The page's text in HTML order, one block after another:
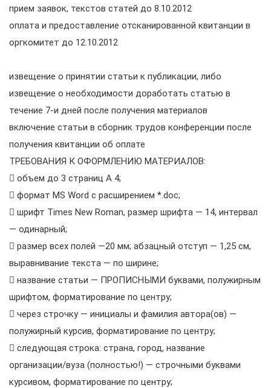
прием заявок, текстов статей до 8.10.2012
оплата и предоставление отсканированной квитанции в
оргкомитет до 12.10.2012
извещение о принятии статьи к публикации, либо
извещение о необходимости доработать статью в
течение 7-и дней после получения материалов
включение статьи в сборник трудов конференции после
получения квитанции об оплате
ТРЕБОВАНИЯ К ОФОРМЛЕНИЮ МАТЕРИАЛОВ:
 объем до 3 страниц А 4;
 формат MS Word с расширением *.doc;
 шрифт Times New Roman, размер шрифта — 14, интервал
— одинарный;
 размер всех полей —20 мм; абзацный отступ — 1,25 см,
выравнивание текста — по ширине;
 название статьи — ПРОПИСНЫМИ буквами, полужирным
шрифтом, форматирование по центру;
 через строчку — инициалы и фамилия автора(ов) —
полужирный курсив, форматирование по центру;
 следующая строка: страна, город, название
организации/вуза (полностью!) — строчными буквами
курсивом, форматирование по центру;